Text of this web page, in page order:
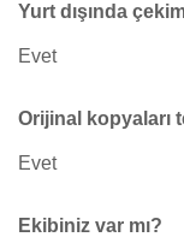
Yurt dışında
Evet
Orijinal kopyaları
Evet
Ekibiniz var mı?